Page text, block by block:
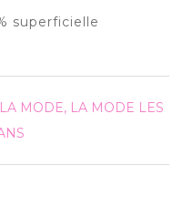
superficielle
MODE, LA MODE LES